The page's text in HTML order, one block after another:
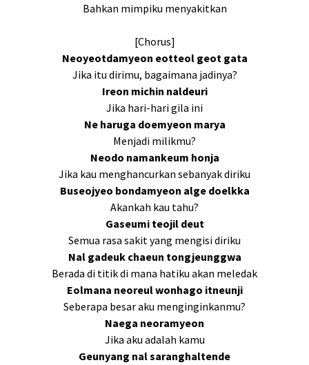
Bahkan mimpiku menyakitkan
[Chorus]
Neoyeotdamyeon eotteol geot gata
Jika itu dirimu, bagaimana jadinya?
Ireon michin naldeuri
Jika hari-hari gila ini
Ne haruga doemyeon marya
Menjadi milikmu?
Neodo namankeum honja
Jika kau menghancurkan sebanyak diriku
Buseojyeo bondamyeon alge doelkka
Akankah kau tahu?
Gaseumi teojil deut
Semua rasa sakit yang mengisi diriku
Nal gadeuk chaeun tongjeunggwa
Berada di titik di mana hatiku akan meledak
Eolmana neoreul wonhago itneunji
Seberapa besar aku menginginkanmu?
Naega neoramyeon
Jika aku adalah kamu
Geunyang nal saranghaltende